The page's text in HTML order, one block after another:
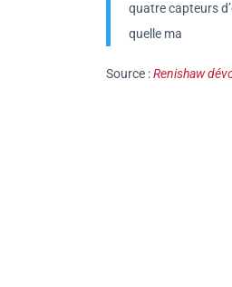
quatre capteurs
quelle ma
Source :Renishaw